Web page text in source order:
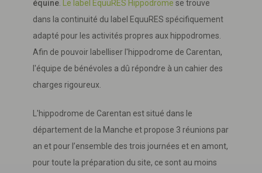
équine
Le label EquuRES Hippodrome se trouve
dans la continuité du label EquuRES spécifiquement
adapté pour les activités propres aux hippodromes.
Afin de pouvoir labelliser l'hippodrome de Carentan,
l'équipe de bénévoles a dû répondre à un cahier des
charges rigoureux.
L'hippodrome de Carentan est situé dans le
département de la Manche et propose 3 réunions par
an et pour l’ensemble des trois journées et en amont,
pour toute la préparation du site, ce sont au moins